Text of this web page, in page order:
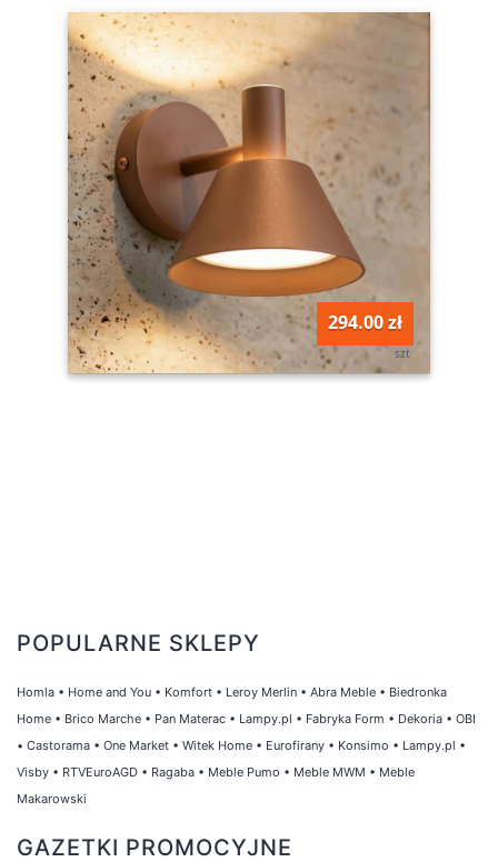
294.00 zł
szt
POPULARNE SKLEPY
Homla • Home and You • Komfort • Leroy Merlin • Abra Meble • Biedronka
Home • Brico Marche • Pan Materac • Lampy.pl • Fabryka Form • Dekoria • OBI
• Castorama • One Market • Witek Home • Eurofirany • Konsimo • Lampy.pl •
Visby • RTVEuroAGD • Ragaba • Meble Pumo • Meble MWM • Meble
Makarowski
GAZETKI PROMOCYJNE